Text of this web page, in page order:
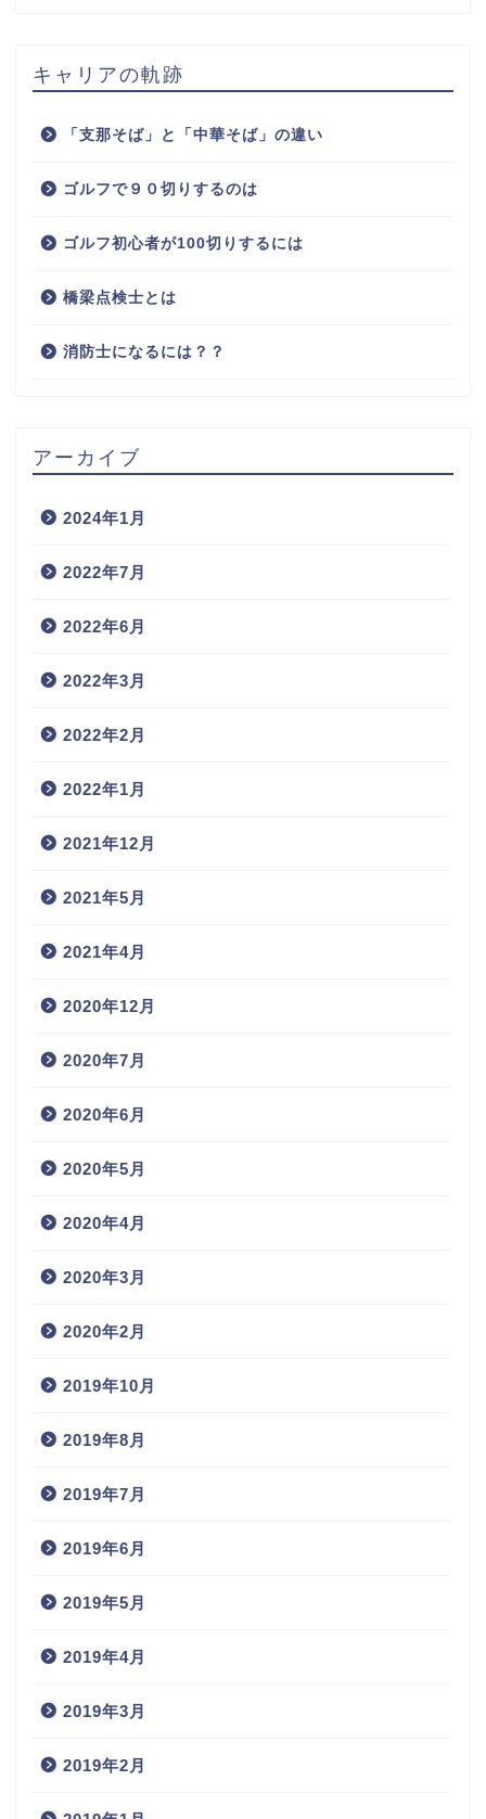
キャリアの軌跡
「支那そば」と「中華そば」の違い
ゴルフで９０切りするのは
ゴルフ初心者が100切りするには
橋梁点検士とは
消防士になるには？？
アーカイブ
2024年1月
2022年7月
2022年6月
2022年3月
2022年2月
2022年1月
2021年12月
2021年5月
2021年4月
2020年12月
2020年7月
2020年6月
2020年5月
2020年4月
2020年3月
2020年2月
2019年10月
2019年8月
2019年7月
2019年6月
2019年5月
2019年4月
2019年3月
2019年2月